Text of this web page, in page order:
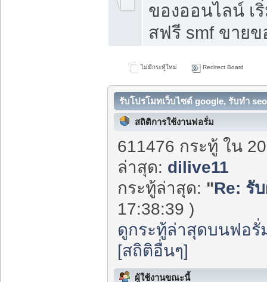
ของออนไลน์ เ
สฟรี smf ขาย
ไม่มีกระทู้ใหม่ Redirect Board
รับโปรโมทเว็บไซต์ google, รับทำ
สถิติการใช้งานฟอรั่ม
611476 กระทู้ ใน
ล่าสุด: dilive11
กระทู้ล่าสุด: "Re: รั
17:38:39 )
ดูกระทู้ล่าสุดบนฟอรั่
[สถิติอื่นๆ]
ผู้ใช้งานขณะนี้